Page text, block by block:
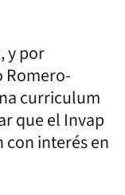
y por
Romero-
curriculum
que el Invap
interés en